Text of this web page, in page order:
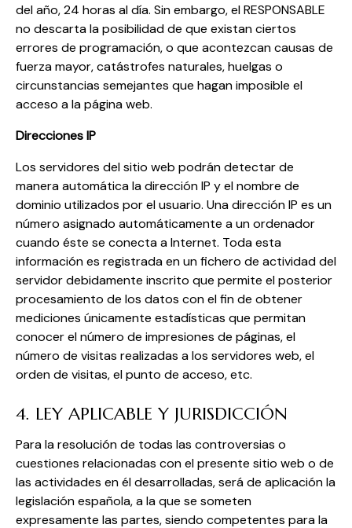
del año, 24 horas al día. Sin embargo, el RESPONSABLE
no descarta la posibilidad de que existan ciertos
errores de programación, o que acontezcan causas de
fuerza mayor, catástrofes naturales, huelgas o
circunstancias semejantes que hagan imposible el
acceso a la página web.
Direcciones IP
Los servidores del sitio web podrán detectar de
manera automática la dirección IP y el nombre de
dominio utilizados por el usuario. Una dirección IP es un
número asignado automáticamente a un ordenador
cuando éste se conecta a Internet. Toda esta
información es registrada en un fichero de actividad del
servidor debidamente inscrito que permite el posterior
procesamiento de los datos con el fin de obtener
mediciones únicamente estadísticas que permitan
conocer el número de impresiones de páginas, el
número de visitas realizadas a los servidores web, el
orden de visitas, el punto de acceso, etc.
4. LEY APLICABLE Y JURISDICCIÓN
Para la resolución de todas las controversias o
cuestiones relacionadas con el presente sitio web o de
las actividades en él desarrolladas, será de aplicación la
legislación española, a la que se someten
expresamente las partes, siendo competentes para la